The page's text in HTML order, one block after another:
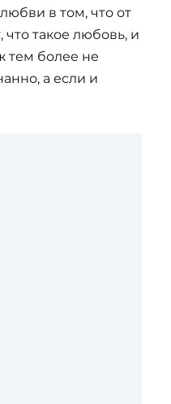
в том, что от
такое любовь, и
тем более не
а если и